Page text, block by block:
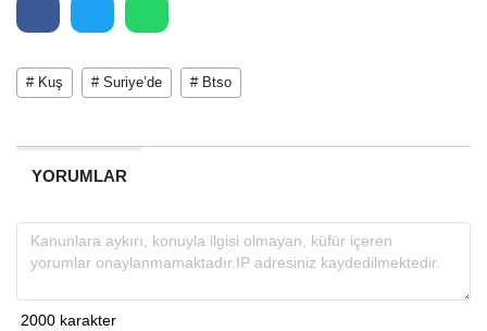
# Kuş # Suriye’de # Btso
YORUMLAR